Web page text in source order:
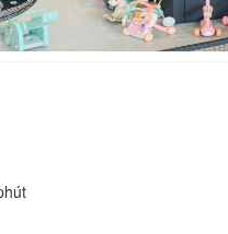
DANG DAN CAFE